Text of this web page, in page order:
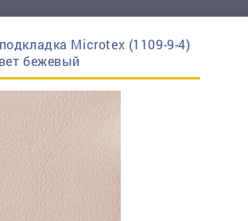
простую регистрацию
Microtex (1109-9-4)
бежевый
*
Отмена